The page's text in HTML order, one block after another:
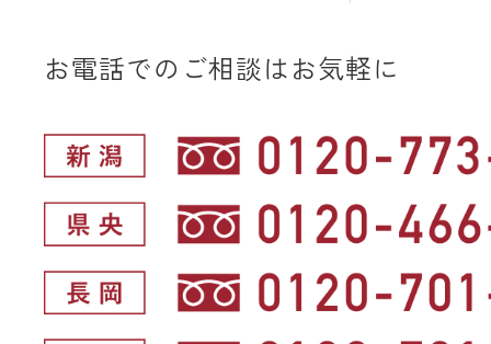
お電話でのご相談はお気軽に